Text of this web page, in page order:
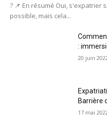
? 📌 En résumé Oui, s'expatrier
possible, mais cela...
:
20 juin
Barrière
17 mai